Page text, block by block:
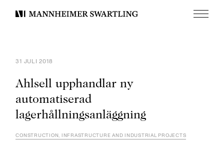
Mannheimer
Meny
31 JULI 2018
Ahlsell upphandlar ny
automatiserad
lagerhållningsanläggning
CONSTRUCTION, INFRASTRUCTURE AND INDUSTRIAL PROJECTS